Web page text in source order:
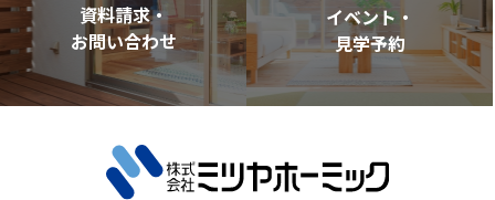
資料請求・
お問い合わせ
イベント・
見学予約